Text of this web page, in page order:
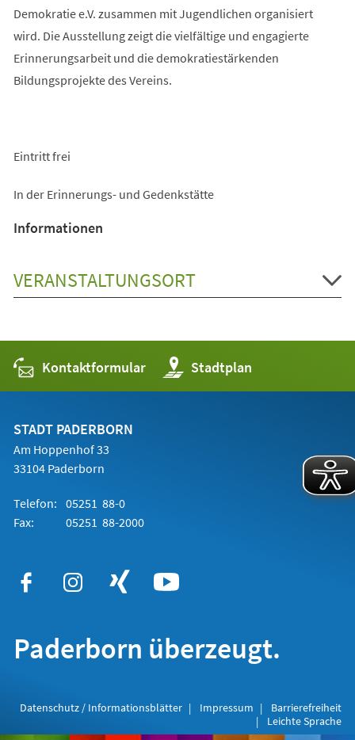
Demokratie e.V. zusammen mit Jugendlichen organisiert
wird. Die Ausstellung zeigt die vielfältige und engagierte
Erinnerungsarbeit und die demokratiestärkenden
Bildungsprojekte des Vereins.
Eintritt frei
In der Erinnerungs- und Gedenkstätte
Informationen
VERANSTALTUNGSORT
Kontaktformular Stadtplan
(Öffnet
in
einem
STADT PADERBORN
Am Hoppenhof 33
33104 Paderborn
Telefon: 05251 88-0
Fax:
05251 88-2000
Paderborn überzeugt.
Datenschutz / Informationsblätter Impressum
Barrierefreiheit
Leichte Sprache